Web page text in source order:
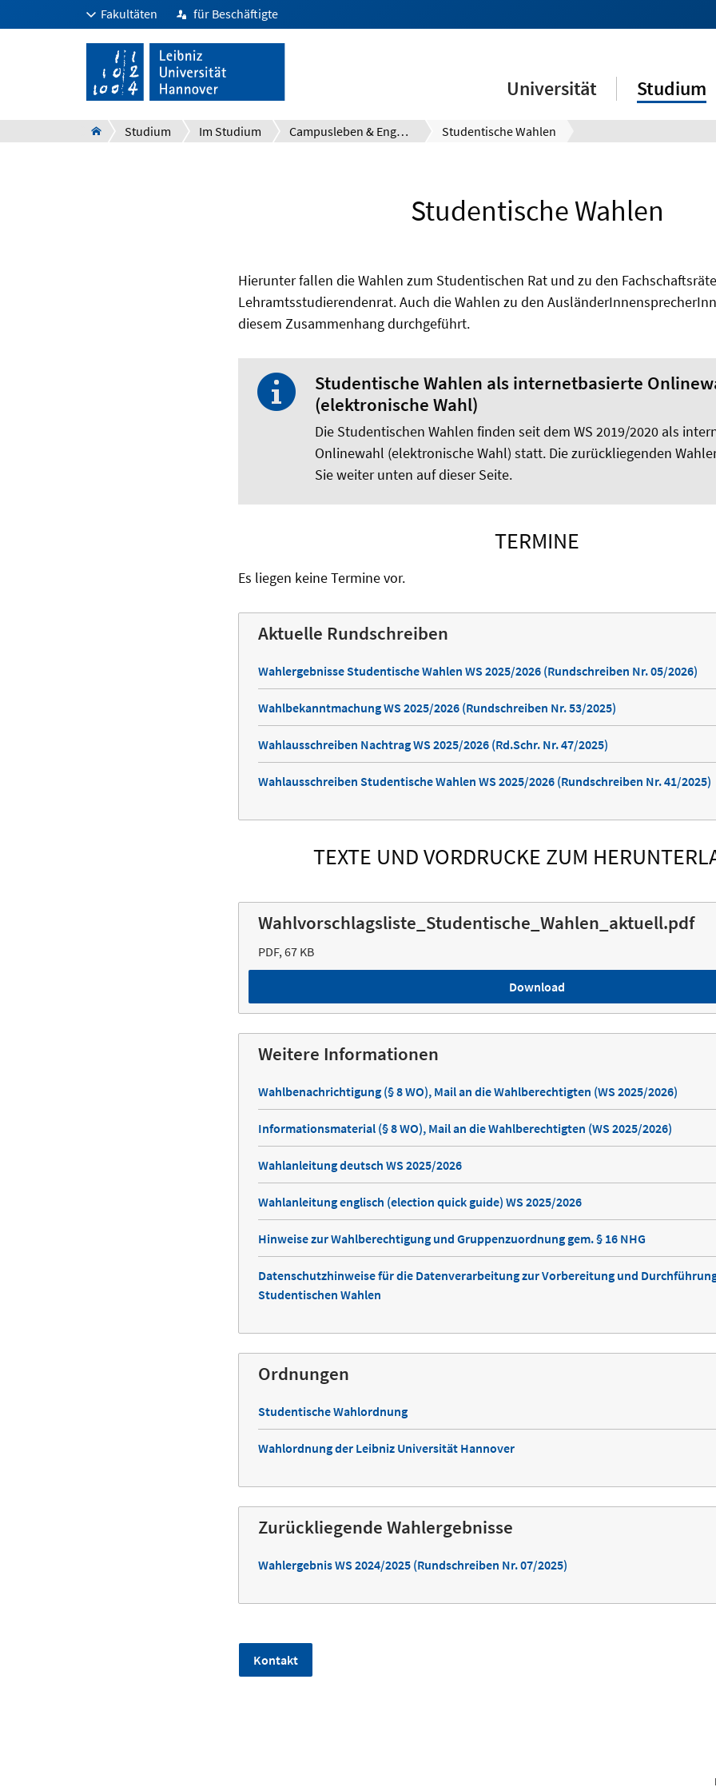
Fakultäten für Beschäftigte
Universität Studium
Studium Im Studium Campusleben & Engagement Studentische Wahlen
Studentische Wahlen
Hierunter fallen die Wahlen zum Studentischen Rat und zu den
Lehramtsstudierendenrat. Auch die Wahlen zu den
diesem Zusammenhang durchgeführt.
Studentische Wahlen als internetbasierte
(elektronische Wahl)
Die Studentischen Wahlen finden seit dem WS 2019/2020 als
Onlinewahl (elektronische Wahl) statt. Die zurückliegenden
Sie weiter unten auf dieser Seite.
TERMINE
Es liegen keine Termine vor.
Aktuelle Rundschreiben
Wahlergebnisse Studentische Wahlen WS 2025/2026 (Rundschreiben Nr. 05/2026)
Wahlbekanntmachung WS 2025/2026 (Rundschreiben Nr. 53/2025)
Wahlausschreiben Nachtrag WS 2025/2026 (Rd.Schr. Nr. 47/2025)
Wahlausschreiben Studentische Wahlen WS 2025/2026 (Rundschreiben Nr. 41/2025)
TEXTE UND VORDRUCKE ZUM
Wahlvorschlagsliste_Studentische_Wahlen_aktuell.pdf
PDF, 67 KB
Download
Weitere Informationen
Wahlbenachrichtigung (§ 8 WO), Mail an die Wahlberechtigten (WS 2025/2026)
Informationsmaterial (§ 8 WO), Mail an die Wahlberechtigten (WS 2025/2026)
Wahlanleitung deutsch WS 2025/2026
Wahlanleitung englisch (election quick guide) WS 2025/2026
Hinweise zur Wahlberechtigung und Gruppenzuordnung gem. § 16 NHG
Datenschutzhinweise für die Datenverarbeitung zur Vorbereitung und
Studentischen Wahlen
Ordnungen
Studentische Wahlordnung
Wahlordnung der Leibniz Universität Hannover
Zurückliegende Wahlergebnisse
Wahlergebnis WS 2024/2025 (Rundschreiben Nr. 07/2025)
Kontakt